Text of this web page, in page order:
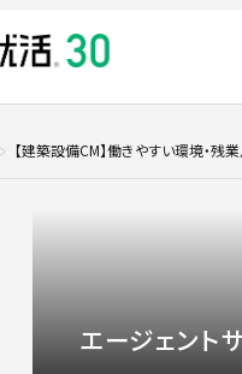
【建築設備CM】働きやすい環境・
エージェント